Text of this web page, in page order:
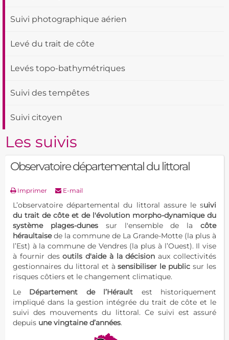
Suivi photographique aérien
Levé du trait de côte
Levés topo-bathymétriques
Suivi des tempêtes
Suivi citoyen
Les suivis
Observatoire départemental du littoral
Imprimer E-mail
L’observatoire départemental du littoral assure le suivi
du trait de côte et de l'évolution morpho-dynamique du
système plages-dunessur l'ensemble de la côte
héraultaisede la commune de La Grande-Motte (la plus à
l’Est) à la commune de Vendres (la plus à l’Ouest). Il vise
à fournir desoutils d'aide à la décision aux collectivités
gestionnaires du littoral et à sensibiliser le public sur les
risques côtiers et le changement climatique.
Le Département de l’Hérault est historiquement
impliqué dans la gestion intégrée du trait de côte et le
suivi des mouvements du littoral. Ce suivi est assuré
depuis une vingtaine d’années.